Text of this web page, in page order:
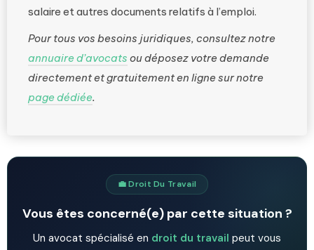
salaire et autres documents relatifs à l’emploi.
Pour tous vos besoins juridiques, consultez notre
annuaire d’avocats ou déposez votre demande
directement et gratuitement en ligne sur notre
page dédiée.
💼 Droit Du Travail
Vous êtes concerné(e) par cette situation ?
Un avocat spécialisé en droit du travail peut vous